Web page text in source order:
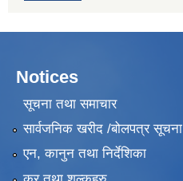
Notices
सूचना तथा समाचार
सार्वजनिक खरीद /बोलपत्र सूचना
एन, कानुन तथा निर्देशिका